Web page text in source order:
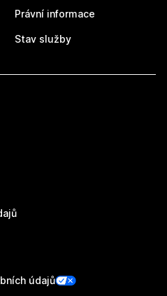
Právní informace
Stav služby
údajů